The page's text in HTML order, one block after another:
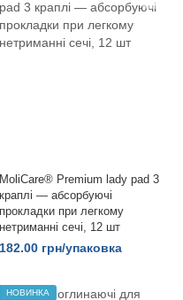
MoliCare® Premium lady pad 3
краплі — абсорбуючі
прокладки при легкому
нетриманні сечі, 12 шт
182.00 грн/упаковка
НОВИНКА